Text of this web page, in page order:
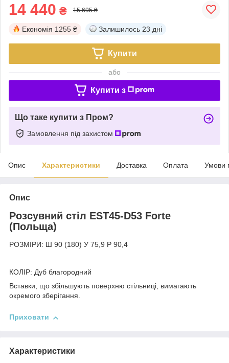
14 440 ₴ 15 695 ₴
Економія 1255 ₴ Залишилось 23 дні
Купити
або
Купити з
Що таке купити з Пром?
Замовлення під захистом
Опис Характеристики Доставка Оплата Умови
Опис
Розсувний стіл EST45-D53 Forte
(Польща)
РОЗМІРИ: Ш 90 (180) У 75,9 Р 90,4
КОЛІР: Дуб благородний
Вставки, що збільшують поверхню стільниці, вимагають
окремого зберігання.
Приховати
Характеристики